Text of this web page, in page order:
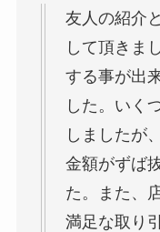
友人の紹介
して頂きま
する事が出
した。いく
しましたが
金額がずば
た。また、
満足な取り